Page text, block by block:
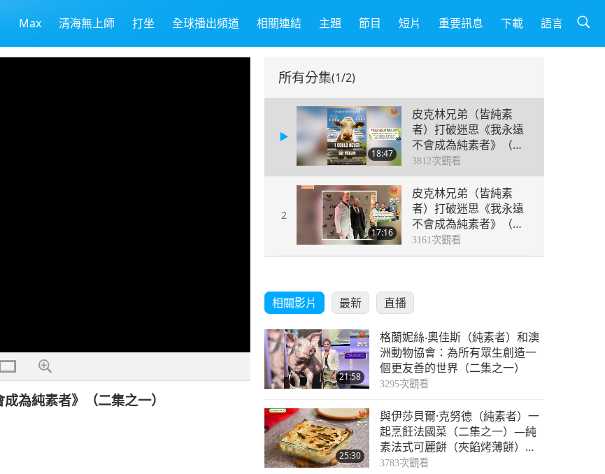
Max 清海無上師 打坐 全球播出頻道 相關連結 主題 節目 短片 重要訊息 下載 語言
為純素者》（二集之一）
所有分集(1/2)
18:47
皮克林兄弟（皆純素
者）打破迷思《我永遠
不會成為純素者》（二
集之一）
3812次觀看
2
17:16
皮克林兄弟（皆純素
者）打破迷思《我永遠
不會成為純素者》（二
集之二）
3161次觀看
相關影片 最新 直播
21:58
格蘭妮絲‧奧佳斯（純素者）和澳
洲動物協會：為所有眾生創造一
個更友善的世界（二集之一）
3295次觀看
25:30
與伊莎貝爾·克努德（純素者）一
起烹飪法國菜（二集之一）—純
素法式可麗餅（夾餡烤薄餅）胡
桃南瓜和鼠尾草為餡料
3783次觀看